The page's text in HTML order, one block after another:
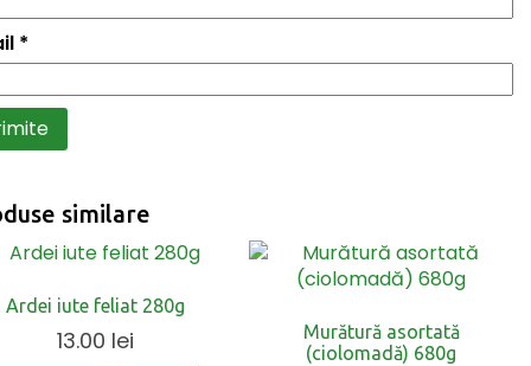
*
similare
Ardei iute feliat 280g
13.00 lei
Murătură asortată
(ciolomadă) 680g